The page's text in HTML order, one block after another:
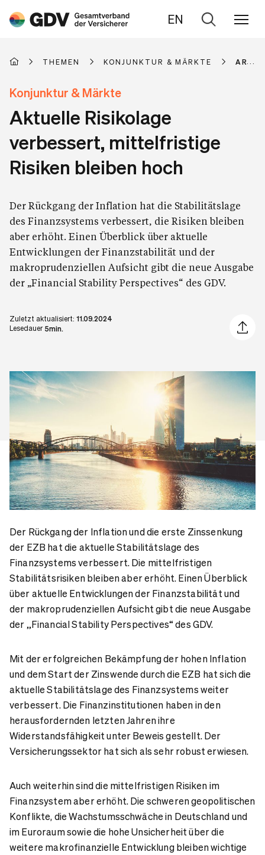
EN
Zur
THEMEN KONJUNKTUR & MÄRKTE
Konjunktur & Märkte
Aktuelle Risikolage
verbessert, mittelfristige
Risiken bleiben hoch
Der Rückgang der Inflation hat die Stabilitätslage
des Finanzsystems verbessert, die Risiken bleiben
aber erhöht. Einen Überblick über aktuelle
Entwicklungen der Finanzstabilität und der
makroprudenziellen Aufsicht gibt die neue Ausgabe
der „Financial Stability Perspectives“ des GDV.
Zuletzt aktualisiert: 11.09.2024
Lesedauer 5min.
Artikel
Der Rückgang der Inflation und die erste Zinssenkung
der EZB hat die aktuelle Stabilitätslage des
Finanzsystems verbessert. Die mittelfristigen
Stabilitätsrisiken bleiben aber erhöht. Einen Überblick
über aktuelle Entwicklungen der Finanzstabilität und
der makroprudenziellen Aufsicht gibt die neue Ausgabe
der „Financial Stability Perspectives“ des GDV.
Mit der erfolgreichen Bekämpfung der hohen Inflation
und dem Start der Zinswende durch die EZB hat sich die
aktuelle Stabilitätslage des Finanzsystems weiter
verbessert. Die Finanzinstitutionen haben in den
herausfordernden letzten Jahren ihre
Widerstandsfähigkeit unter Beweis gestellt. Der
Versicherungssektor hat sich als sehr robust erwiesen.
Auch weiterhin sind die mittelfristigen Risiken im
Finanzsystem aber erhöht. Die schweren geopolitischen
Konflikte, die Wachstumsschwäche in Deutschland und
im Euroraum sowie die hohe Unsicherheit über die
weitere makrofinanzielle Entwicklung bleiben wichtige